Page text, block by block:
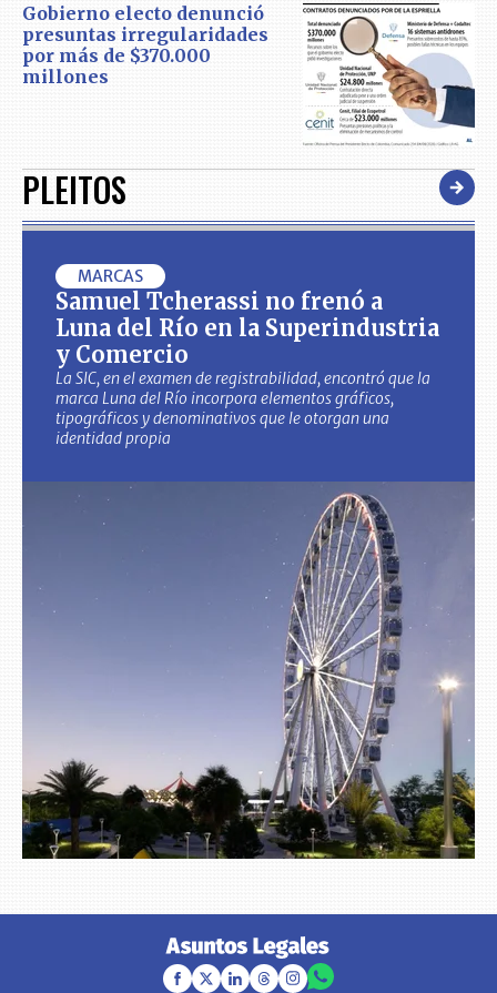
Gobierno electo denunció
presuntas irregularidades
por más de $370.000
millones
PLEITOS
MARCAS
Samuel Tcherassi no frenó a
Luna del Río en la Superindustria
y Comercio
La SIC, en el examen de registrabilidad, encontró que la
marca Luna del Río incorpora elementos gráficos,
tipográficos y denominativos que le otorgan una
identidad propia